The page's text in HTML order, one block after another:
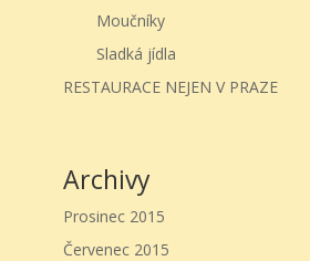
Moučníky
Sladká jídla
RESTAURACE NEJEN V PRAZE
Archivy
Prosinec 2015
Červenec 2015